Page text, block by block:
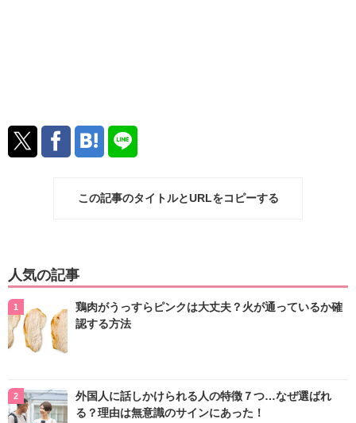
この記事のタイトルとURLをコピーする
人気の記事
鶏肉がうっすらピンクは大丈夫？火が通っているか確
認する方法
外国人に話しかけられる人の特徴７つ…なぜ選ばれ
る？理由は無意識のサインにあった！